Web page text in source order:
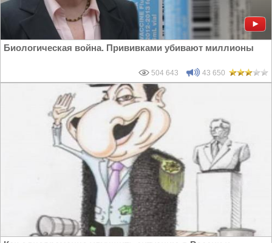
Биологическая война. Прививками убивают миллионы
504 643 43 650